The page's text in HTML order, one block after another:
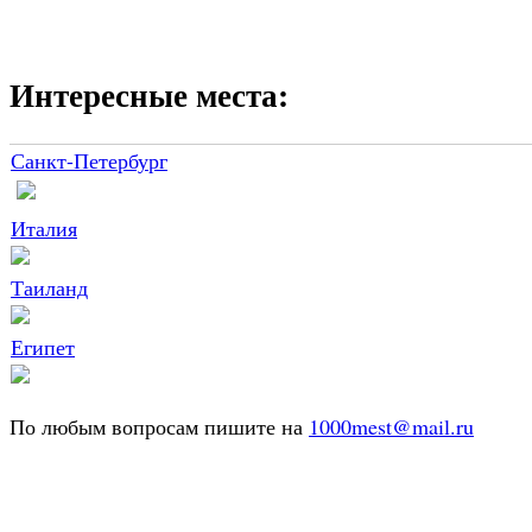
Интересные места:
Санкт-Петербург
Италия
Таиланд
Египет
По любым вопросам пишите на 1000mest@mail.ru